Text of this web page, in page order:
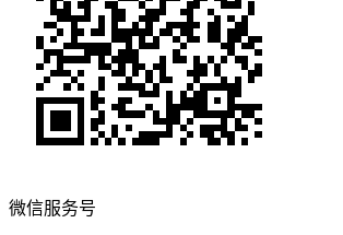
微信服务号